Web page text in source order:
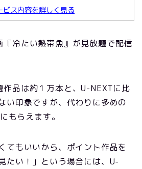
ビス内容を詳しく見る
『冷たい熱帯魚』が見放題で配信
作品は約１万本と、U-NEXTに比
い印象ですが、代わりに多めの
もらえます。
てもいいから、ポイント作品を
たい！」という場合には、U-